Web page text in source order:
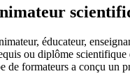
éducateur,
ou diplôme
de formateurs a conçu un